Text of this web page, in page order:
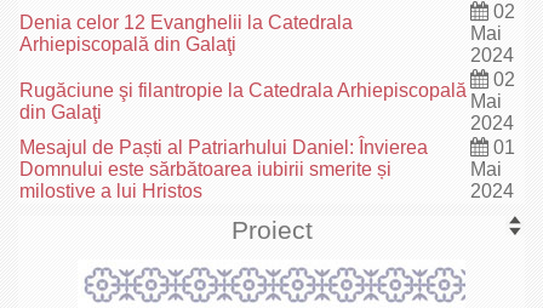
Denia celor 12 Evanghelii la Catedrala
Arhiepiscopală din Galaţi
02
Mai
2024
Rugăciune şi filantropie la Catedrala Arhiepiscopală
din Galaţi
02
Mai
2024
Mesajul de Paști al Patriarhului Daniel: Învierea
Domnului este sărbătoarea iubirii smerite și
milostive a lui Hristos
01
Mai
2024
Proiect